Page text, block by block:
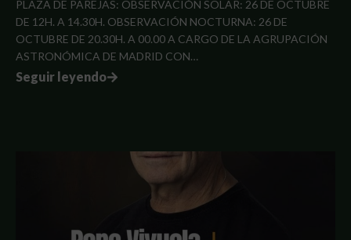
PLAZA DE PAREJAS: OBSERVACIÓN SOLAR: 26 DE OCTUBRE
DE 12H. A 14.30H. OBSERVACIÓN NOCTURNA: 26 DE
OCTUBRE DE 20.30H. A 00.00 A CARGO DE LA AGRUPACIÓN
ASTRONÓMICA DE MADRID CON…
Seguir leyendo